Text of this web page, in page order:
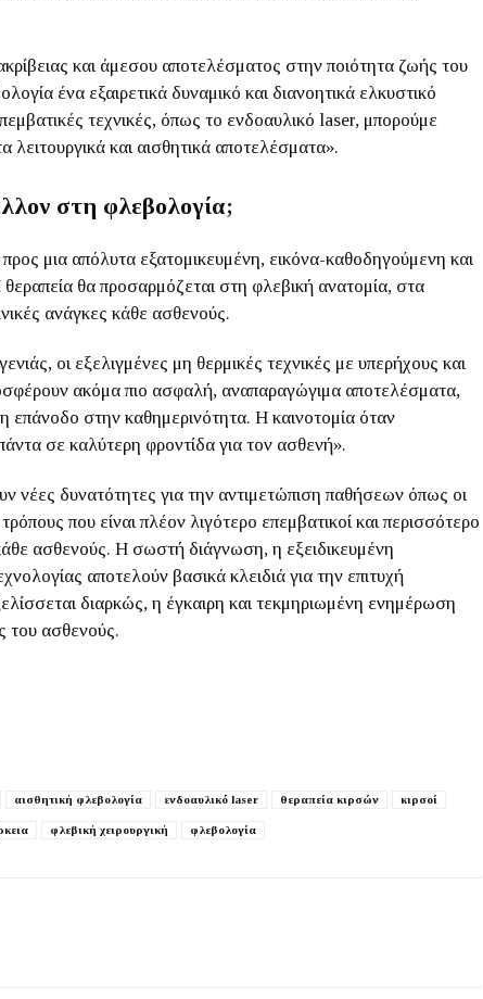
και άμεσου αποτελέσματος στην ποιότητα ζωής του
ένα εξαιρετικά δυναμικό και διανοητικά ελκυστικό
τεχνικές, όπως το ενδοαυλικό laser, μπορούμε
και αισθητικά αποτελέσματα».
στη φλεβολογία;
μια απόλυτα εξατομικευμένη, εικόνα-καθοδηγούμενη και
θα προσαρμόζεται στη φλεβική ανατομία, στα
ανάγκες κάθε ασθενούς.
οι εξελιγμένες μη θερμικές τεχνικές με υπερήχους και
ακόμα πιο ασφαλή, αναπαραγώγιμα αποτελέσματα,
επάνοδο στην καθημερινότητα. Η καινοτομία όταν
σε καλύτερη φροντίδα για τον ασθενή».
νέες δυνατότητες για την αντιμετώπιση παθήσεων όπως οι
που είναι πλέον λιγότερο επεμβατικοί και περισσότερο
ασθενούς. Η σωστή διάγνωση, η εξειδικευμένη
αποτελούν βασικά κλειδιά για την επιτυχή
διαρκώς, η έγκαιρη και τεκμηριωμένη ενημέρωση
του ασθενούς.
αισθητική φλεβολογία ενδοαυλικό laser θεραπεία κιρσών κιρσοί
φλεβική χειρουργική φλεβολογία